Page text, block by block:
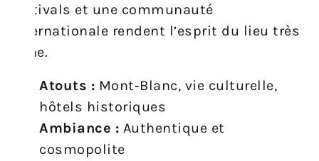
festivals et une communauté
internationale rendent l’esprit du lieu très
riche.
Atouts : Mont‑Blanc, vie culturelle,
hôtels historiques
Ambiance : Authentique et
cosmopolite